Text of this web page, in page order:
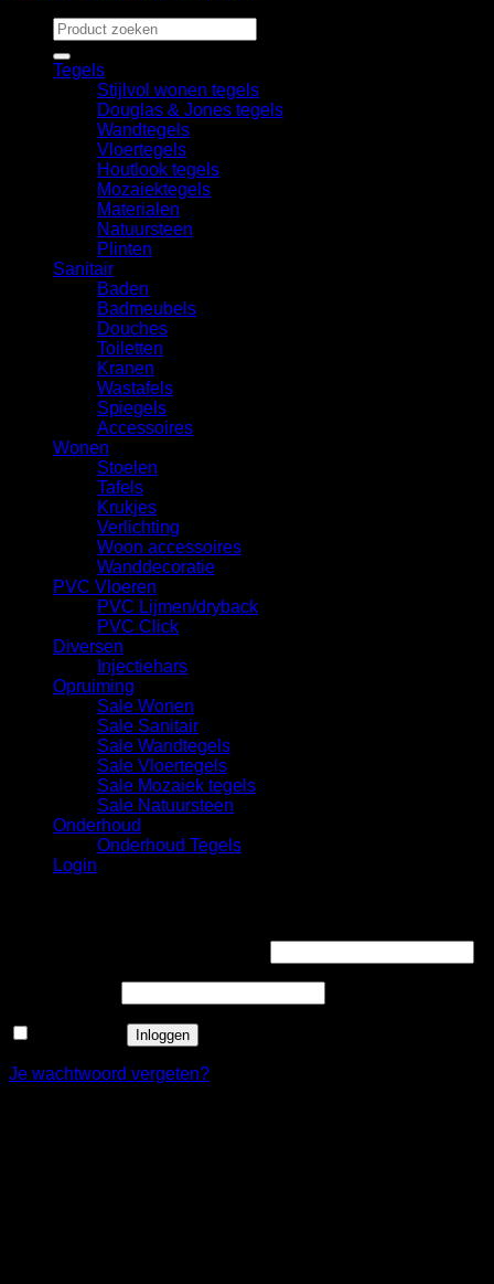
Zoeken
naar:
Tegels
Stijlvol wonen tegels
Douglas & Jones tegels
Wandtegels
Vloertegels
Houtlook tegels
Mozaiektegels
Materialen
Natuursteen
Plinten
Sanitair
Baden
Badmeubels
Douches
Toiletten
Kranen
Wastafels
Spiegels
Accessoires
Wonen
Stoelen
Tafels
Krukjes
Verlichting
Woon accessoires
Wanddecoratie
PVC Vloeren
PVC Lijmen/dryback
PVC Click
Diversen
Injectiehars
Opruiming
Sale Wonen
Sale Sanitair
Sale Wandtegels
Sale Vloertegels
Sale Mozaiek tegels
Sale Natuursteen
Onderhoud
Onderhoud Tegels
Login
Inloggen
Je wachtwoord vergeten?